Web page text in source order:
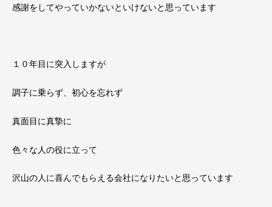
感謝をしてやっていかないといけないと思っています
１０年目に突入しますが
調子に乗らず、初心を忘れず
真面目に真摯に
色々な人の役に立って
沢山の人に喜んでもらえる会社になりたいと思っています